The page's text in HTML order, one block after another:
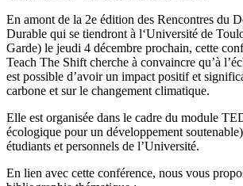
En amont de la 2e édition des Rencontres du
Durable qui se tiendront à l‘Université de
Garde) le jeudi 4 décembre prochain, cette
Teach The Shift cherche à convaincre qu’à
est possible d’avoir un impact positif et
carbone et sur le changement climatique.
Elle est organisée dans le cadre du module
écologique pour un développement
étudiants et personnels de l’Université.
En lien avec cette conférence, nous vous